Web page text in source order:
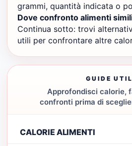
grammi, quantità indicata o
Dove confronto alimenti
Continua sotto: trovi
utili per confrontare altre
GUIDE
Approfondisci calorie,
confronti prima di
CALORIE ALIMENTI